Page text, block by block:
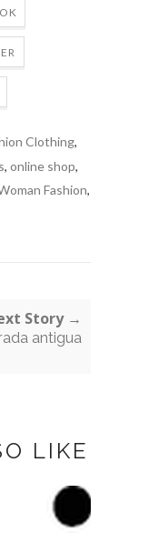
Clothing,
, online shop,
Fashion,
Story →
antigua
LIKE